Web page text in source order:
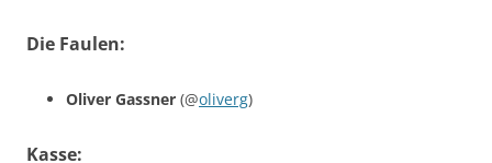
Die Faulen:
Oliver Gassner (@oliverg)
Kasse: